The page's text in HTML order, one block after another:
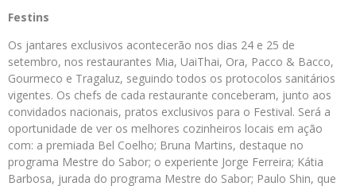
Festins
Os jantares exclusivos acontecerão nos dias 24 e 25 de
setembro, nos restaurantes Mia, UaiThai, Ora, Pacco & Bacco,
Gourmeco e Tragaluz, seguindo todos os protocolos sanitários
vigentes. Os chefs de cada restaurante conceberam, junto aos
convidados nacionais, pratos exclusivos para o Festival. Será a
oportunidade de ver os melhores cozinheiros locais em ação
com: a premiada Bel Coelho; Bruna Martins, destaque no
programa Mestre do Sabor; o experiente Jorge Ferreira; Kátia
Barbosa, jurada do programa Mestre do Sabor; Paulo Shin, que